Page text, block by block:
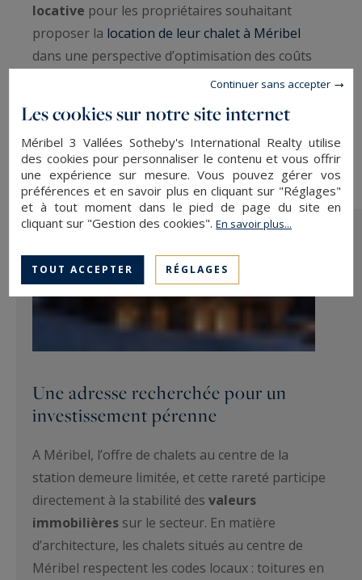
locative pour les propriétaires souhaitant
proposer la location de leur chalet à Méribel
dans une perspective d’optimisation des coûts
Une adresse recherchée pour un
investissement pérenne
A Méribel, l’offre de chalets au centre de la
station demeure limitée, et cette rareté participe
directement à la stabilité des valeurs
immobilières sur le secteur. En matière
d’architecture, les chalets situés au centre de
Méribel respectent les codes locaux : toitures en
Les cookies sur notre site internet
Méribel 3 Vallées Sotheby's International Realty utilise
des cookies pour personnaliser le contenu et vous offrir
une expérience sur mesure. Vous pouvez gérer vos
préférences et en savoir plus en cliquant sur "Réglages"
et à tout moment dans le pied de page du site en
cliquant sur "Gestion des cookies".En savoir plus...
TOUT ACCEPTER RÉGLAGES
Continuer sans accepter